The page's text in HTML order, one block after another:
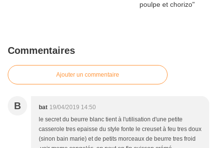
Commentaires
Ajouter un commentaire
B bat 19/04/2019 14:50
le secret du beurre blanc tient à l'utilisation d'une petite
casserole tres epaisse du style fonte le creuset à feu tres doux
(sinon bain marie) et de petits morceaux de beurre tres froid